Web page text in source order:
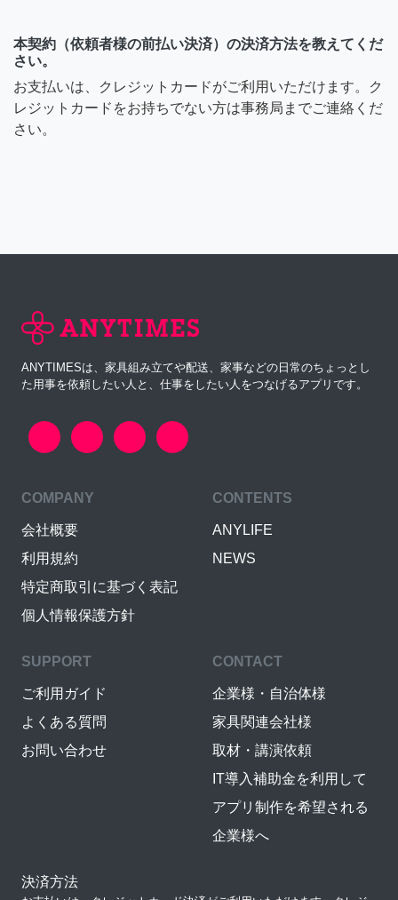
本契約（依頼者様の前払い決済）の決済方法を教えてくだ
さい。
お支払いは、クレジットカードがご利用いただけます。ク
レジットカードをお持ちでない方は事務局までご連絡くだ
さい。
ANYTIMESは、家具組み立てや配送、家事などの日常のちょっとし
た用事を依頼したい人と、仕事をしたい人をつなげるアプリです。
COMPANY
会社概要
利用規約
特定商取引に基づく表記
個人情報保護方針
CONTENTS
ANYLIFE
NEWS
SUPPORT
ご利用ガイド
よくある質問
お問い合わせ
CONTACT
企業様・自治体様
家具関連会社様
取材・講演依頼
IT導入補助金を利用して
アプリ制作を希望される
企業様へ
決済方法